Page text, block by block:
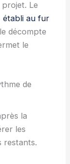
Le
établi au fur
décompte
le
de
la
les
restants.